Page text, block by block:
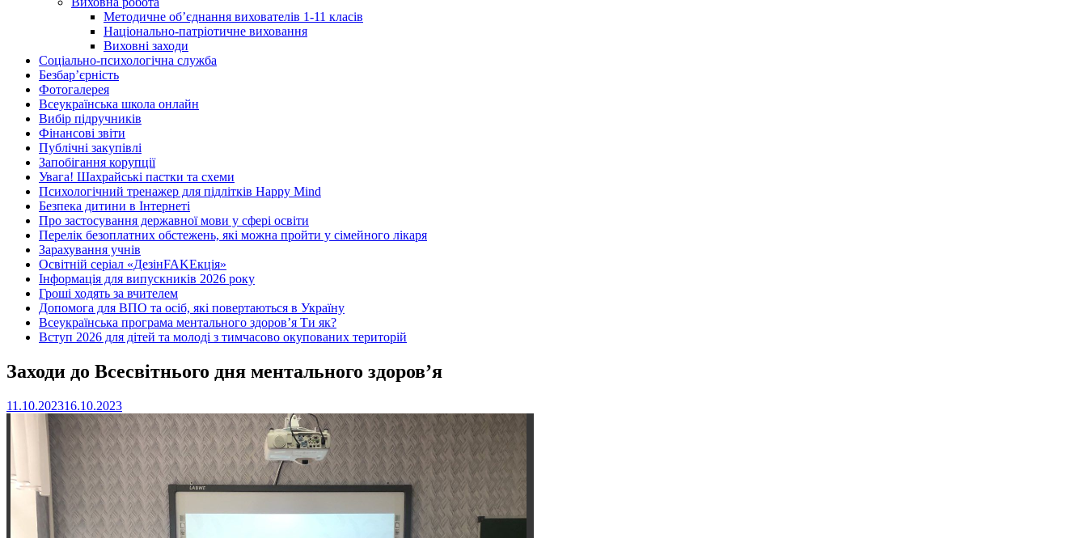
Методичне об’єднання вихователів 1-11 класів
Національно-патріотичне виховання
Виховні заходи
Соціально-психологічна служба
Безбар’єрність
Фотогалерея
Всеукраїнська школа онлайн
Вибір підручників
Фінансові звіти
Публічні закупівлі
Запобігання корупції
Увага! Шахрайські пастки та схеми
Психологічний тренажер для підлітків Happy Mind
Безпека дитини в Інтернеті
Про застосування державної мови у сфері освіти
Перелік безоплатних обстежень, які можна пройти у сімейного лікаря
Зарахування учнів
Освітній серіал «ДезінFAKEкція»
Інформація для випускників 2026 року
Гроші ходять за вчителем
Допомога для ВПО та осіб, які повертаються в Україну
Всеукраїнська програма ментального здоров’я Ти як?
Вступ 2026 для дітей та молоді з тимчасово окупованих територій
Заходи до Всесвітнього дня ментального здоров’я
11.10.202316.10.2023